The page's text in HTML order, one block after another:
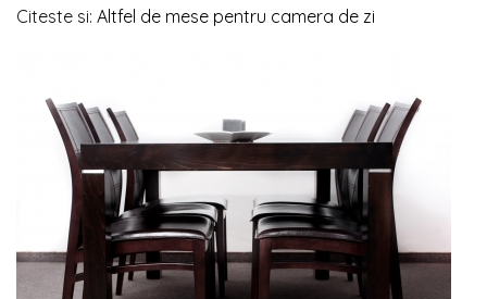
Citeste si: Altfel de mese pentru camera de zi